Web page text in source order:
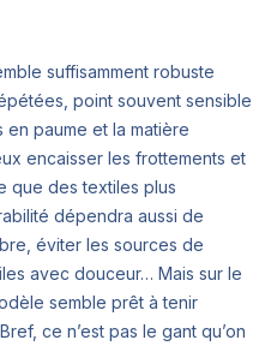
suffisamment robuste
point souvent sensible
en paume et la matière
encaisser les frottements et
que des textiles plus
dépendra aussi de
éviter les sources de
avec douceur… Mais sur le
semble prêt à tenir
ce n’est pas le gant qu’on